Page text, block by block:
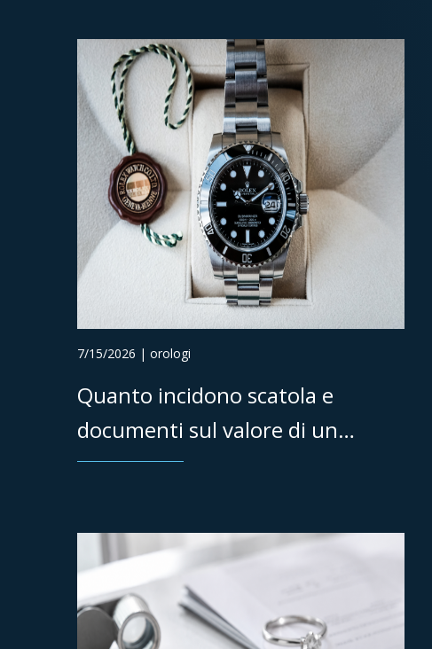
7/15/2026 | orologi
Quanto incidono scatola e
documenti sul valore di un
orologio di lusso?